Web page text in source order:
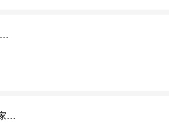
16年注册 粉丝101w 视频博主认证 黄v 发文以家居视频以及热门影视为主 ，卖家诚心出售 有需要的联系客服哟~
14年注册 35.6w粉丝 家居类博主 黄v 会员7 博文主要以发家居摆拍和装修风格的图文为主 卖家诚心出售 看上联系客服